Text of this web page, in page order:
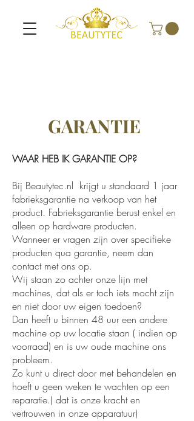
GARANTIE
WAAR HEB IK GARANTIE OP?
Bij Beautytec.nl krijgt u standaard 1 jaar
fabrieksgarantie na verkoop van het
product. Fabrieksgarantie berust enkel en
alleen op hardware producten.
Wanneer er vragen zijn over specifieke
producten qua garantie, neem dan
contact met ons op.
Wij staan zo achter onze lijn met
machines, dat als er toch iets mocht zijn
en niet door uw eigen toedoen?
Dan heeft u binnen 48 uur een andere
machine op uw locatie staan ( indien op
voorraad) en is uw oude machine ons
probleem.
Zo kunt u direct door met behandelen en
hoeft u geen weken te wachten op een
reparatie.( dat is onze kracht en
vertrouwen in onze apparatuur)